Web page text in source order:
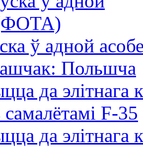
ў адной
да элітнага